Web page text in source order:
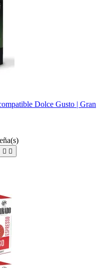
Dolce Gusto | Gran
 